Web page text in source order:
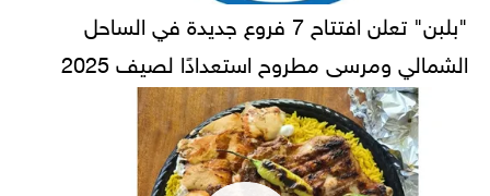
"بلبن" تعلن افتتاح 7 فروع جديدة في الساحل
الشمالي ومرسى مطروح استعدادًا لصيف 2025